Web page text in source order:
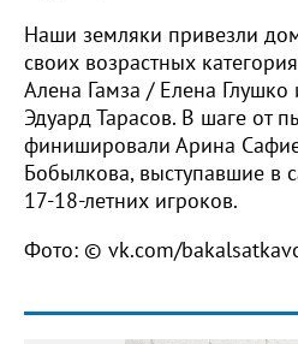
Наши земляки привезли
своих возрастных
Алена Гамза / Елена
Эдуард Тарасов. В шаге от
финишировали Арина
Бобылкова, выступавшие в
17-18-летних игроков.
Фото: © vk.com/